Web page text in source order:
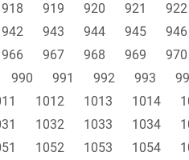
918 919 920 921 922
942 943 944 945 946
966 967 968 969 970
990 991 992 993
1012 1013 1014
1032 1033 1034
1052 1053 1054